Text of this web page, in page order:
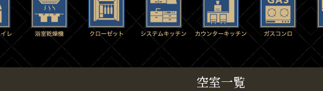
空室一覧